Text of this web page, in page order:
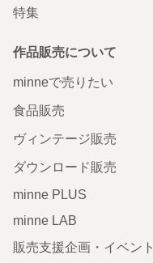
特集
作品販売について
minneで売りたい
食品販売
ヴィンテージ販売
ダウンロード販売
minne PLUS
minne LAB
販売支援企画・イベント